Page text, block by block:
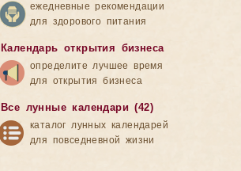
ежедневные рекомендации
для здорового питания
Календарь открытия бизнеса
определите лучшее время
для открытия бизнеса
Все лунные календари (42)
каталог лунных календарей
для повседневной жизни